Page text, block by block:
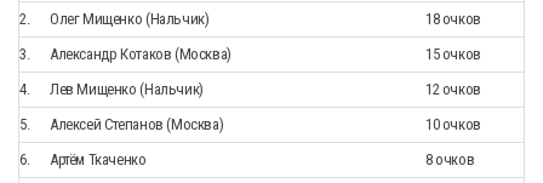
2.
Олег Мищенко (Нальчик)
18 очков
3.
Александр Котаков (Москва)
15 очков
4.
Лев Мищенко (Нальчик)
12 очков
5.
Алексей Степанов (Москва)
10 очков
6.
Артём Ткаченко
8 очков